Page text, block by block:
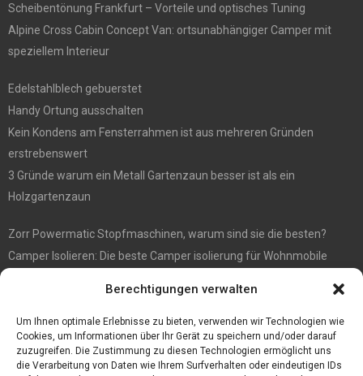
Berechtigungen verwalten
Um Ihnen optimale Erlebnisse zu bieten, verwenden wir Technologien wie
Cookies, um Informationen über Ihr Gerät zu speichern und/oder darauf
zuzugreifen. Die Zustimmung zu diesen Technologien ermöglicht uns
die Verarbeitung von Daten wie Ihrem Surfverhalten oder eindeutigen IDs
Scheibentönung Frankfurt – Vorteile und optisches Tuning
Alpine Cross Cabin Concept Van: ortsunabhängiger Camper mit
speziellem Interieur
Edelstahlblech gebuerstet
Handy Ortung ausschalten
Kein Kondens am Fensterrahmen ist aus mehreren Gründen
erstrebenswert
3 Gründe warum ein Metall Gartenzaun besser ist als ein
Holzgartenzaun
Zorr Powermatic Stopfmaschinen, warum sind sie die besten?
Camper Isolieren: Die beste Camper isolierung für Wohnmobile
Immobilienmakler Gökay Gündüz
Masterarbeit auf Englisch: Anleitung zum Verfassen